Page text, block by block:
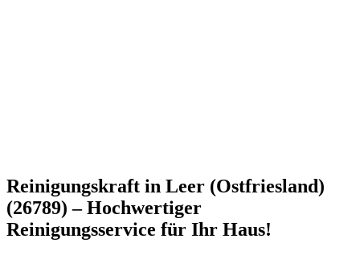
Reinigungskraft in Leer (Ostfriesland)
(26789) – Hochwertiger
Reinigungsservice für Ihr Haus!